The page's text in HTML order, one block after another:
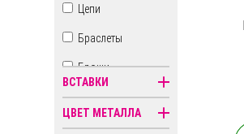
Цепи
Браслеты
Броши
Бусы
Знаки зодиака
ВСТАВКИ
ЦВЕТ МЕТАЛЛА